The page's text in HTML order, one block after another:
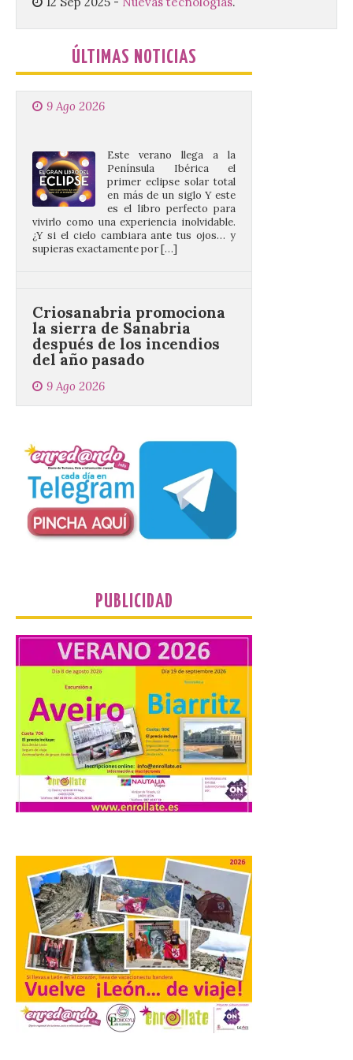
ÚLTIMAS NOTICIAS
9 Ago 2026
en más de un siglo Y este
es el libro perfecto para
vivirlo como una experiencia inolvidable.
¿Y si el cielo cambiara ante tus ojos… y
supieras exactamente por […]
después de los incendios
del año pasado
9 Ago 2026
personas después de
que le selle el pasaporte,
de este modo también se colabora con el
comercio local sanabrés después de los
graves incendios de 2025. […]
para que nadie quede
fuera del juego
9 Ago 2026
El profesorado de la
Facultad de Ciencias de la
Actividad Física y del
Deporte de la ULE diseña
una propuesta que
combina acción rápida, toma de
decisiones y colaboración estratégica sin
que ningún participante quede excluido
del juego. GEO-Arena nace […]
Transportes activa un
dispositivo especial para
facilitar la movilidad
durante el eclipse total de
Sol del 12 de agosto
9 Ago 2026
Renfe reforzará servicios
de Media Distancia
especialmente en Galicia,
PUBLICIDAD